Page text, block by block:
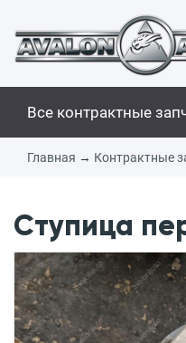
Все контрактные
Главная → Контрактные
Ступица